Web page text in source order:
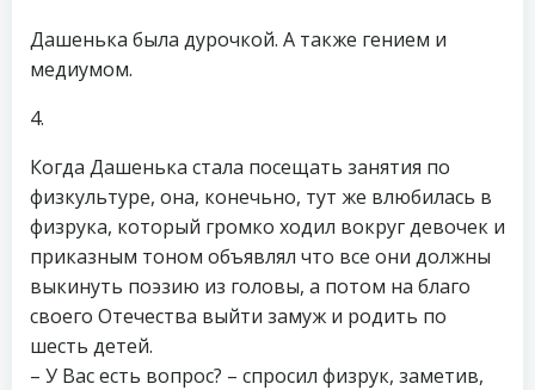
Дашенька была дурочкой. А также гением и
медиумом.
4.
Когда Дашенька стала посещать занятия по
физкультуре, она, конечьно, тут же влюбилась в
физрука, который громко ходил вокруг девочек и
приказным тоном объявлял что все они должны
выкинуть поэзию из головы, а потом на благо
своего Отечества выйти замуж и родить по
шесть детей.
– У Вас есть вопрос? – спросил физрук, заметив,